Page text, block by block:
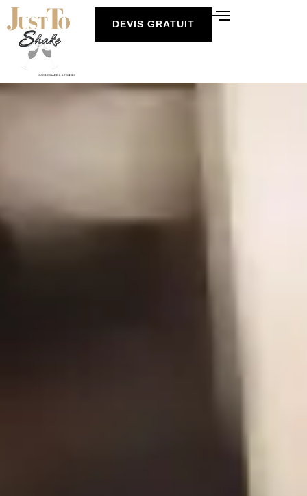
DEVIS GRATUIT